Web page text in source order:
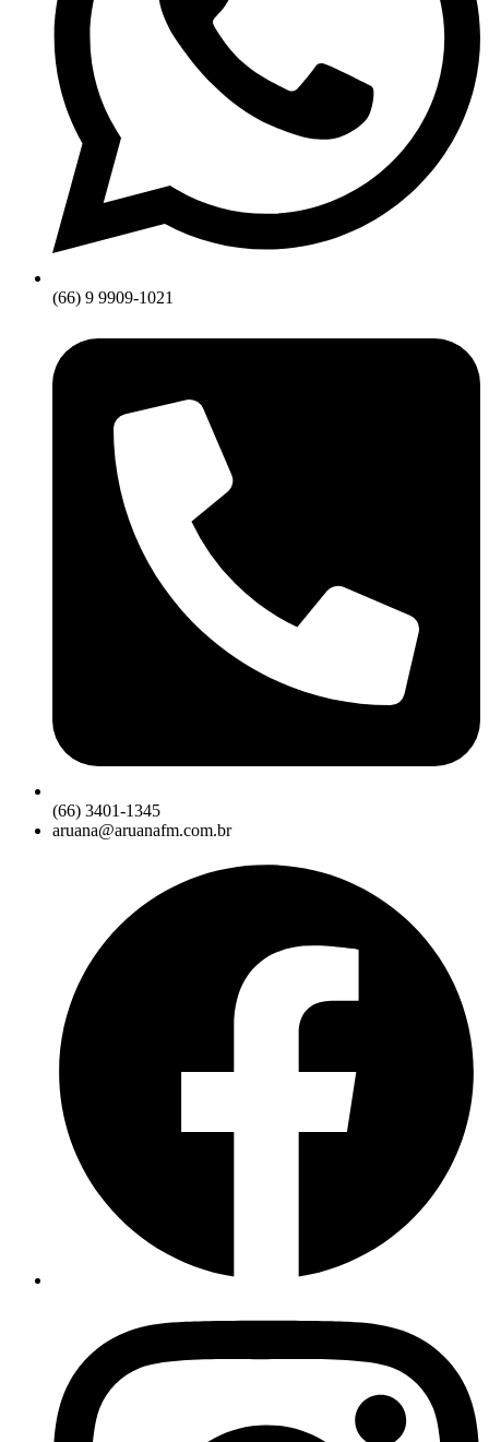
(66) 9 9909-1021
(66) 3401-1345
aruana@aruanafm.com.br